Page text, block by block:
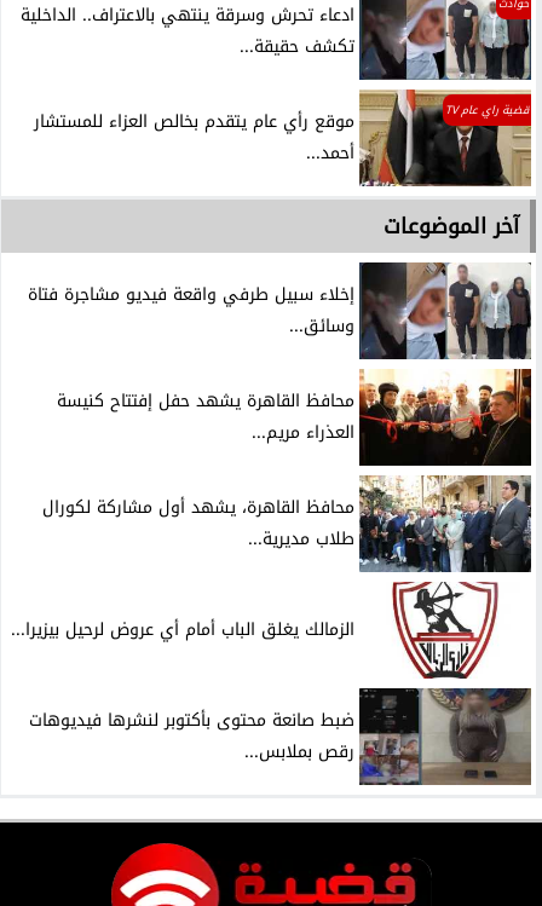
ادعاء تحرش وسرقة ينتهي بالاعتراف.. الداخلية
تكشف حقيقة...
قضية راي عام TV
موقع رأي عام يتقدم بخالص العزاء للمستشار
أحمد...
آخر الموضوعات
إخلاء سبيل طرفي واقعة فيديو مشاجرة فتاة
وسائق...
محافظ القاهرة يشهد حفل إفتتاح كنيسة
العذراء مريم...
محافظ القاهرة، يشهد أول مشاركة لكورال
طلاب مديرية...
الزمالك يغلق الباب أمام أي عروض لرحيل بيزيرا...
ضبط صانعة محتوى بأكتوبر لنشرها فيديوهات
رقص بملابس...